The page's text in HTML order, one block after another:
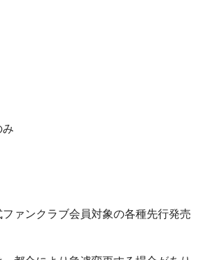
み
ァンクラブ会員対象の各種先行発売